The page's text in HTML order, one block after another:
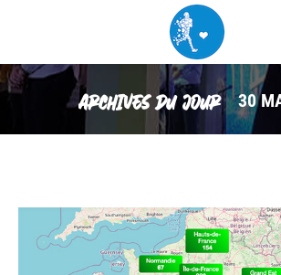
ARCHIVES DU JOUR :30
Vous êtes ici